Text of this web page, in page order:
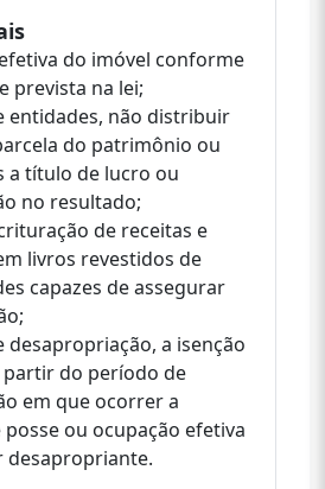
do imóvel conforme
prevista na lei;
entidades, não distribuir
do patrimônio ou
a título de lucro ou
no resultado;
de receitas e
livros revestidos de
capazes de assegurar
desapropriação, a isenção
partir do período de
em que ocorrer a
posse ou ocupação efetiva
desapropriante.